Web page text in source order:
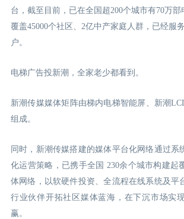
台，截至目前，已在全国超200个城市有70万
覆盖45000个社区、2亿中产家庭人群，已经服
户。
电梯广告投新潮，全家老少都看到。
新潮传媒媒体矩阵由梯内电梯智能屏、新潮
组成。
同时，新潮传媒搭建的媒体平台化网络通过系
化运营策略，已携手全国 230余个城市构建起
体网络，以软硬件投资、全流程在线系统及平
行业伙伴开拓社区媒体蓝海，在下沉市场实
赢。